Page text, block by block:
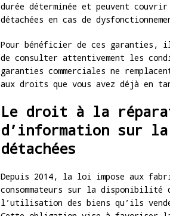
durée déterminée et peuvent
détachées en cas de
Pour bénéficier de ces garanties,
de consulter attentivement les
garanties commerciales ne
aux droits que vous avez déjà en
Le droit à la
d’information sur
détachées
Depuis 2014, la loi impose aux
consommateurs sur la disponibilité
l’utilisation des biens qu’ils